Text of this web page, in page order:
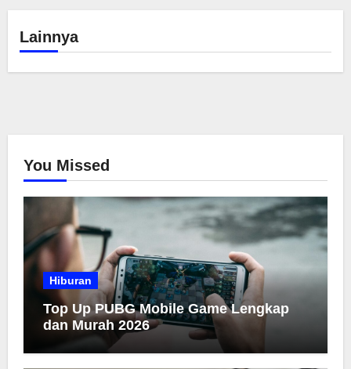
Lainnya
You Missed
Hiburan
Top Up PUBG Mobile Game Lengkap
dan Murah 2026